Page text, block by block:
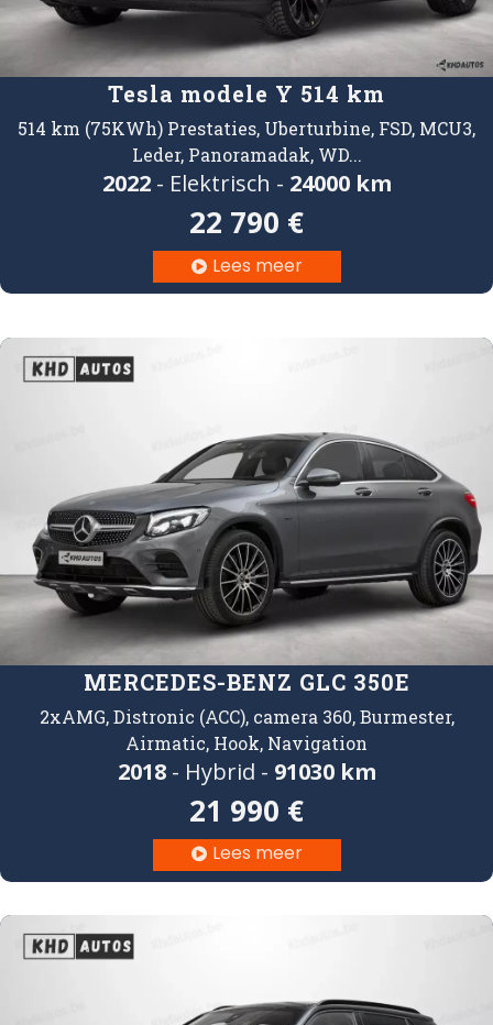
Tesla modele Y 514 km
514 km (75KWh) Prestaties, Uberturbine, FSD, MCU3,
Leder, Panoramadak, WD...
2022- Elektrisch - 24000 km
22 790 €
 Lees meer
MERCEDES-BENZ GLC 350E
2xAMG, Distronic (ACC), camera 360, Burmester,
Airmatic, Hook, Navigation
2018- Hybrid - 91030 km
21 990 €
 Lees meer